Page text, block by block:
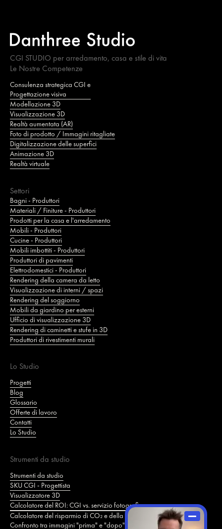
CGI STUDIO per arredamento, casa e stile di vita
Le Nostre Competenze
Consulenza strategica CGI e
Progettazione visiva
Modellazione 3D
Visualizzazione 3D
Realtà aumentata (AR)
Foto di prodotto / Immagini ritagliate
Digitalizzazione delle superfici
Animazione 3D
Realtà virtuale
Settori
Bagni - Produttori
Materiali / Finiture - Produttori
Prodotti per la casa e l'arredamento
Mobili - Produttori
Cucine - Produttori
Mobili imbottiti - Produttori
Produttori di pavimenti
Elettrodomestici - Produttori
Rendering della camera da letto
Visualizzazione di interni / spazi
Rendering del soggiorno
Mobili da giardino per esterni
Ufficio di visualizzazione 3D
Rendering di caminetti e stufe in 3D
Produttori di rivestimenti murali
Lo Studio
Progetti
Blog
Glossario
Offerte di lavoro
Contatti
Lo Studio
Strumenti da studio
Strumenti da studio
SKU CGI - Progettista
Visualizzatore 3D
Calcolatore del ROI: CGI vs. servizio fotografico
Calcolatore del risparmio di CO₂ e della sostenibilità
Confronto tra immagini "prima" e "dopo"